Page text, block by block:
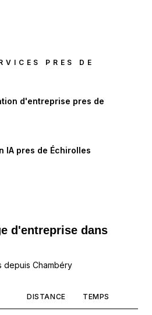
PRES DE
d'entreprise pres de
IA pres de Échirolles
d'entreprise dans
depuis Chambéry
DISTANCE TEMPS